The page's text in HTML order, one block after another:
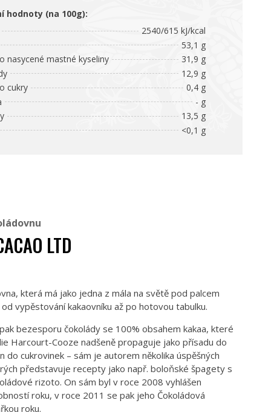
hodnoty (na 100g):
2540/615 kJ/kcal
53,1 g
nasycené mastné kyseliny
31,9 g
12,9 g
cukry
0,4 g
- g
13,5 g
<0,1 g
LTD
která má jako jedna z mála na světě pod palcem
vypěstování kakaovníku až po hotovou tabulku.
bezesporu čokolády se 100% obsahem kakaa, které
Harcourt-Cooze nadšeně propaguje jako přísadu do
do cukrovinek – sám je autorem několika úspěšných
představuje recepty jako např. boloňské špagety s
rizoto. On sám byl v roce 2008 vyhlášen
roku, v roce 2011 se pak jeho Čokoládová
roku.